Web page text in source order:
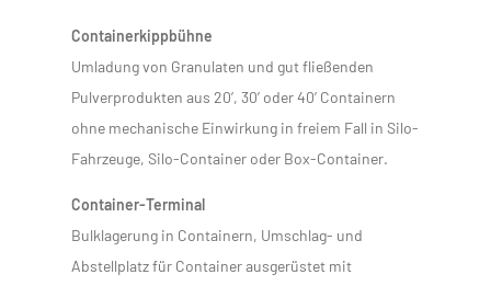
Containerkippbühne
Umladung von Granulaten und gut fließenden
Pulverprodukten aus 20’, 30’ oder 40’ Containern
ohne mechanische Einwirkung in freiem Fall in Silo-
Fahrzeuge, Silo-Container oder Box-Container.
Container-Terminal
Bulklagerung in Containern, Umschlag- und
Abstellplatz für Container ausgerüstet mit